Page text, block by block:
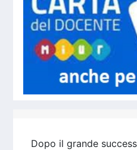
Dopo il grande